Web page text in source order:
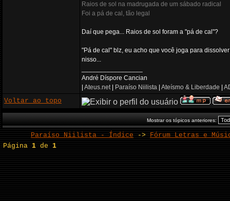
Raios de sol na madrugada de um sábado radical
Foi a pá de cal, tão legal
Daí que pega... Raios de sol foram a "pá de cal"?
"Pá de cal" blz, eu acho que você joga para
nisso...
André Díspore Cancian
Ateus.net| Paraíso Niilista Ateísmo & Liberdade
Voltar ao topo
Mostrar os tópicos anteriores:
Paraíso Niilista - Índice -> Fórum Letras e
Página1 de1